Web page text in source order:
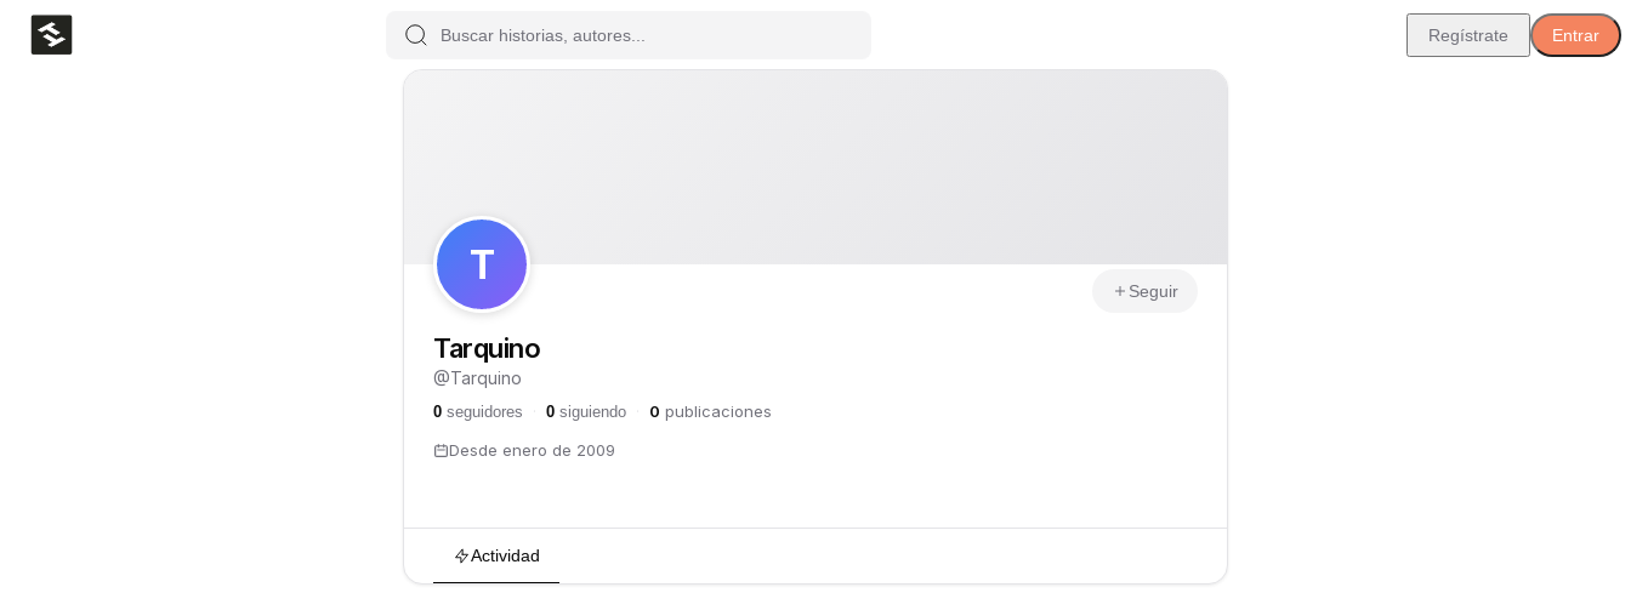
Regístrate Entrar
T
Seguir
Tarquino
@Tarquino
0 seguidores 0 siguiendo 0 publicaciones
Desde enero de 2009
Actividad